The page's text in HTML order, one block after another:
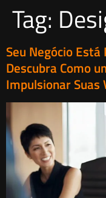
Tag:
Seu Negócio
Descubra Como
Impulsionar Suas